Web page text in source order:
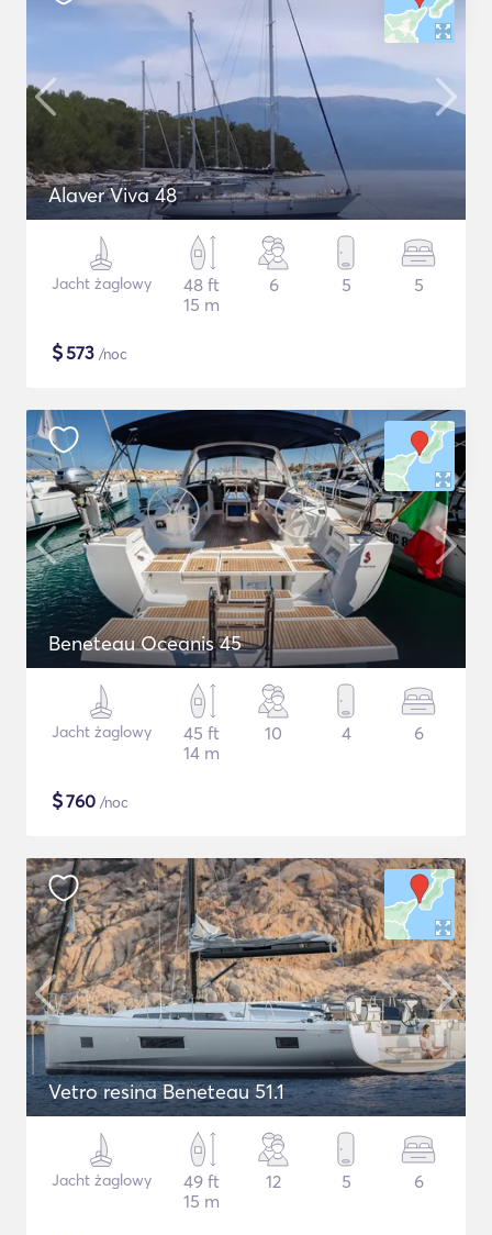
Alaver Viva 48
Jacht żaglowy
48 ft
15 m
6 5 5
$573 /noc
Beneteau Oceanis 45
Jacht żaglowy
45 ft
14 m
10 4 6
$760 /noc
Vetro resina Beneteau 51.1
Jacht żaglowy
49 ft
15 m
12 5 6